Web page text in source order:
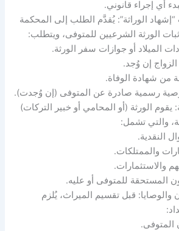
أي إجراء قانوني.
الوراثة”: يُقدَّم الطلب إلى المحكمة
الورثة الشرعيين للمتوفى، ويتطلب:
الميلاد أو جوازات سفر الورثة.
إن وُجد.
من شهادة الوفاة.
رسمية صادرة عن المتوفى (إن وُجدت).
يقوم الورثة (أو المحامي أو خبير التركات)
والتي تشمل:
النقدية.
والممتلكات.
والاستثمارات.
المستحقة للمتوفى أو عليه.
والوصايا: قبل تقسيم الميراث، يُلزم
المتوفى.